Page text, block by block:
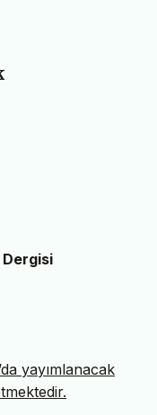
Dergisi
yayımlanacak